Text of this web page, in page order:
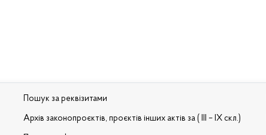
Пошук за реквізитами
Архів законопроєктів, проєктів інших актів за ( III – IX скл.)